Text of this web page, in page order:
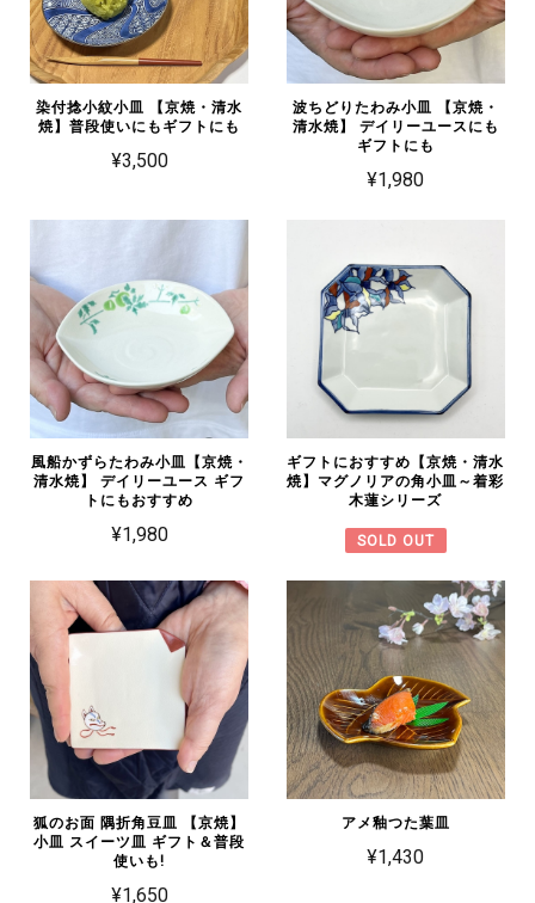
染付捻小紋小皿 【京焼・清水
焼】普段使いにもギフトにも
¥3,500
波ちどりたわみ小皿 【京焼・
清水焼】 デイリーユースにも
ギフトにも
¥1,980
風船かずらたわみ小皿【京焼・
清水焼】 デイリーユース ギフ
トにもおすすめ
¥1,980
ギフトにおすすめ【京焼・清水
焼】マグノリアの角小皿～着彩
木蓮シリーズ
SOLD OUT
狐のお面 隅折角豆皿 【京焼】
小皿 スイーツ皿 ギフト＆普段
使いも!
¥1,650
アメ釉つた葉皿
¥1,430